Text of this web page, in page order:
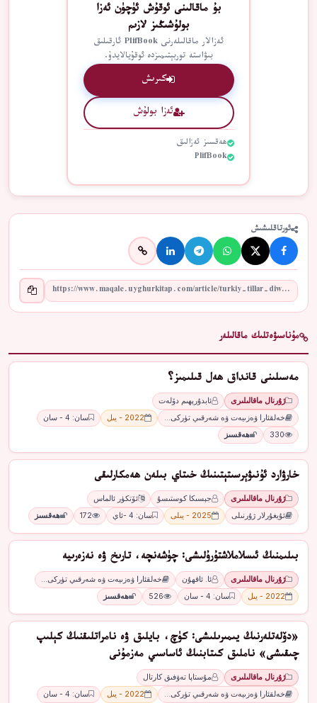
بۇ ماقالىنى ئوقۇش ئۈچۈن ئەزا
بولۇشىڭىز لازىم
ئەزالار ماقالىلەرنى PlifBook ئارقىلىق
بىۋاستە توربېتىمىزدە ئوقۇيالايدۇ.
كىرىش
ئەزا بولۇش
ھەقسىز ئەزالىق
PlifBook
ئورتاقلىشىش
مۇناسىۋەتلىك ماقالىلەر
مەسىلىنى قانداق ھەل قىلىمىز؟
ژۇرنال ماقالىلىرى
ئابدۇرېھىم دۆلەت
خەلقئارا ۋەزىيەت ۋە شەرقىي تۈركى…
2022 - يىل
سان: 4 - سان
330
ھەقسىز
ﺧﺎﺭﯞﺍﺭﺩ ﺋﯘﻧﯩﯟﯦﺮﺳﯩﺘﯧﺘﯩﻨﯩﯔ ﺧﯩﺘﺎﻱ ﺑﯩﻠﻪﻥ ھەمكارلىقى
ژۇرنال ماقالىلىرى ﺟﯧﺴﯩﻜﺎ ﻛﻮﺳﺘﯩﺴﯘ
ﺋﯚﺗﻜﯜﺭ ﺋﺎﻟﻤﺎﺱ
ئۇيغۇرلار ژۇرنىلى
2025 - يىلى سان: 4 -ئاي 172 ھەقسىز
بىلىمنىڭ ئىسلاملاشتۇرۇلىشى: چۈشەنچە، تارىخ ۋە نەزەرىيە
ژۇرنال ماقالىلىرى ئا. ئاقھۇن
خەلقئارا ۋەزىيەت ۋە شەرقىي تۈركى…
2022 - يىل
سان: 4 - سان 526 ھەقسىز
«دۆلەتلەرنىڭ يىمىرىلىشى: كۈچ، بايلىق ۋە نامراتلىقنىڭ كېلىپ
چىقىشى» ناملىق كىتابنىڭ ئاساسىي مەزمۇنى
ژۇرنال ماقالىلىرى
مۇستاپا تەۋفىق كارتال
خەلقئارا ۋەزىيەت ۋە شەرقىي تۈركى…
2022 - يىل سان: 4 - سان